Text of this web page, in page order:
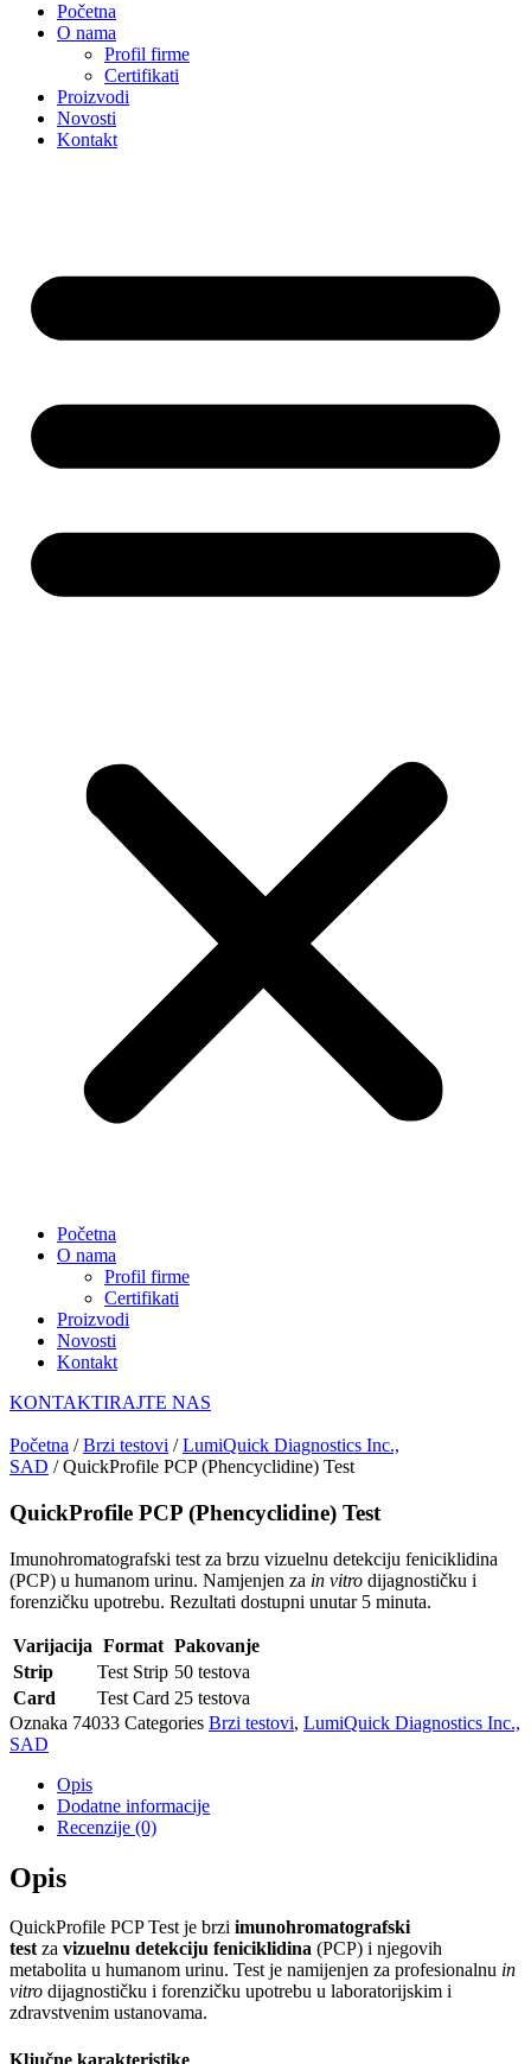
Početna
O nama
Profil firme
Certifikati
Proizvodi
Novosti
Kontakt
Početna
O nama
Profil firme
Certifikati
Proizvodi
Novosti
Kontakt
KONTAKTIRAJTE NAS
Početna /Brzi testovi /LumiQuick Diagnostics Inc.,
SAD / QuickProfile PCP (Phencyclidine) Test
QuickProfile PCP (Phencyclidine) Test
Imunohromatografski test za brzu vizuelnu detekciju feniciklidina
(PCP) u humanom urinu. Namjenjen za in vitro dijagnostičku i
forenzičku upotrebu. Rezultati dostupni unutar 5 minuta.
Varijacija Format Pakovanje
Strip
Test Strip 50 testova
Card
Test Card 25 testova
Oznaka 74033 Categories Brzi testovi, LumiQuick Diagnostics Inc.,
SAD
Opis
Dodatne informacije
Recenzije (0)
Opis
QuickProfile PCP Test je brzi imunohromatografski
testza vizuelnu detekciju feniciklidina (PCP) i njegovih
metabolita u humanom urinu. Test je namijenjen za profesionalnu in
vitro dijagnostičku i forenzičku upotrebu u laboratorijskim i
zdravstvenim ustanovama.
Ključne karakteristike